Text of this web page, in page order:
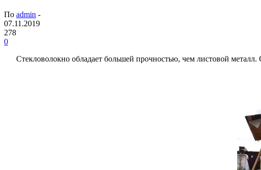
По admin -
07.11.2019
278
0
Стекловолокно обладает большей прочностью, чем листовой